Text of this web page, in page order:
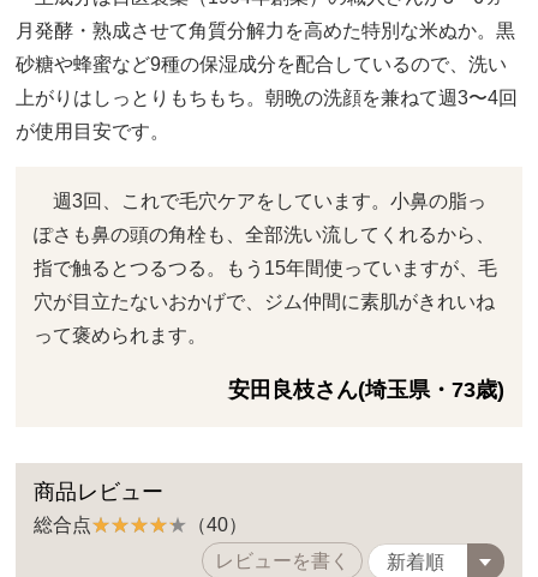
月発酵・熟成させて角質分解力を高めた特別な米ぬか。黒
砂糖や蜂蜜など9種の保湿成分を配合しているので、洗い
上がりはしっとりもちもち。朝晩の洗顔を兼ねて週3〜4回
が使用目安です。
週3回、これで毛穴ケアをしています。小鼻の脂っ
ぽさも鼻の頭の角栓も、全部洗い流してくれるから、
指で触るとつるつる。もう15年間使っていますが、毛
穴が目立たないおかげで、ジム仲間に素肌がきれいね
って褒められます。
安田良枝さん(埼玉県・73歳)
商品レビュー
総合点
（40）
レビューを書く